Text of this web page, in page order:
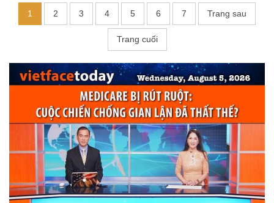
1 2 3 4 5 6 7 Trang sau
Trang cuối